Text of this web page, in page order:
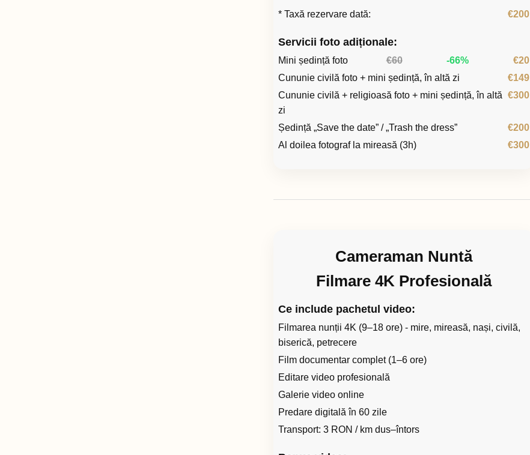
* Taxă rezervare dată: €200
Servicii foto adiționale:
Mini ședință foto €60 -66%
€20
Cununie civilă foto + mini ședință, în altă zi
€149
Cununie civilă + religioasă foto + mini ședință, în altă
zi
€300
Ședință „Save the date” / „Trash the dress”
€200
Al doilea fotograf la mireasă (3h)
€300
Cameraman Nuntă
Filmare 4K Profesională
Ce include pachetul video:
Filmarea nunții 4K (9–18 ore) - mire, mireasă, nași, civilă,
biserică, petrecere
Film documentar complet (1–6 ore)
Editare video profesională
Galerie video online
Predare digitală în 60 zile
Transport: 3 RON / km dus–întors